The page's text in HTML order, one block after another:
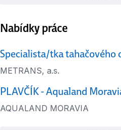
Nabídky práce
Specialista/tka tahačového
METRANS, a.s.
PLAVČÍK - Aqualand
AQUALAND MORAVIA